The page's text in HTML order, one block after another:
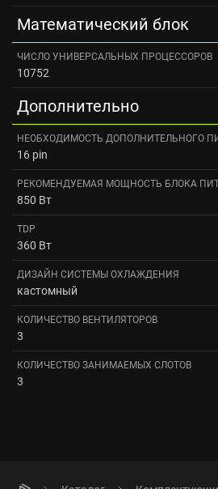
Математический блок
ЧИСЛО УНИВЕРСАЛЬНЫХ ПРОЦЕССОРОВ
10752
Дополнительно
НЕОБХОДИМОСТЬ ДОПОЛНИТЕЛЬНОГО
16 pin
РЕКОМЕНДУЕМАЯ МОЩНОСТЬ БЛОКА
850 Вт
TDP
360 Вт
ДИЗАЙН СИСТЕМЫ ОХЛАЖДЕНИЯ
кастомный
КОЛИЧЕСТВО ВЕНТИЛЯТОРОВ
3
КОЛИЧЕСТВО ЗАНИМАЕМЫХ СЛОТОВ
3